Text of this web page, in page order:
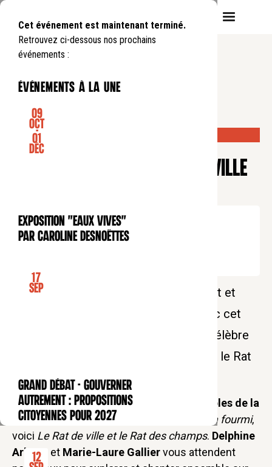
Cet événement est maintenant terminé.
Retrouvez ci-dessous nos prochains
événements :
événements à la une
EXPOSITION
09
Oct
-
01
Déc
Exposition "Eaux Vives"
par Caroline Desnoëttes
CONFÉRENCE
17
Sep
GRAND DÉBAT - Gouverner
autrement : propositions
citoyennes pour 2027
12
FAMILLE
ATELIER CHANT - "LE RAT DE VILLE
Samedi10
.
05de 15:00à16:00
Tarif adulte : 8€
Le Collège des Bernardins met le chant et
l'écoute de la musique à l'honneur avec cet
atelier pour jeune public autour de la célèbre
fable de La Fontaine "Le Rat de ville et le Rat
des champs"
Nous continuons le voyage autour des
Fables de la
Fontaineen chantant. Après La cigale et la fourmi,
voici Le Rat de ville et le Rat des champs. Delphine
Arbeau
et Marie-Laure Galliervous attendent